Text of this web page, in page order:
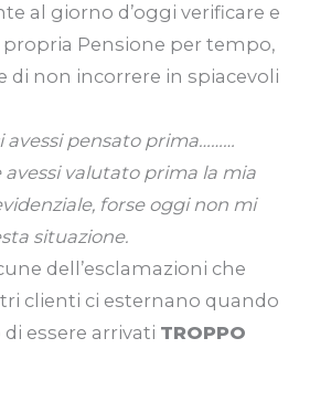
al giorno d’oggi verificare e
propria Pensione per tempo,
di non incorrere in spiacevoli
avessi pensato prima………
avessi valutato prima la mia
forse oggi non mi
situazione.
dell’esclamazioni che
clienti ci esternano quando
essere arrivati TROPPO